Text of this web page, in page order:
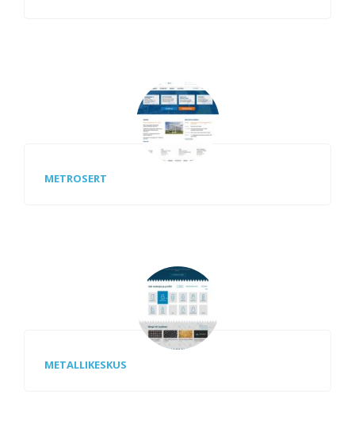
METROSERT
METALLIKESKUS